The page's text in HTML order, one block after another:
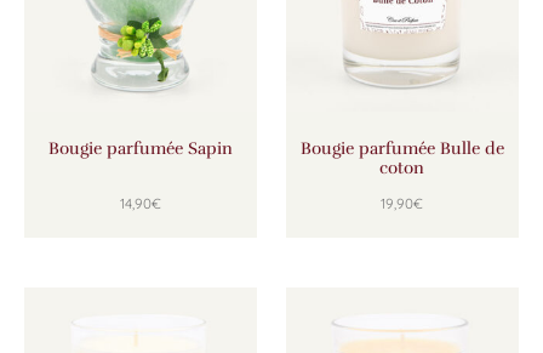
Bougie parfumée Sapin
14,90€
Bougie parfumée Bulle de
coton
19,90€